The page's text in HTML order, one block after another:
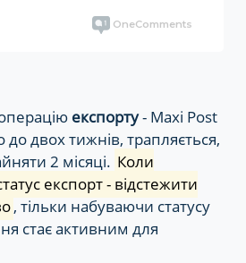
експорту- Maxi Post
до двох тижнів, трапляється,
2 місяці. Коли
експорт - відстежити
, тільки набуваючи статусу
стає активним для